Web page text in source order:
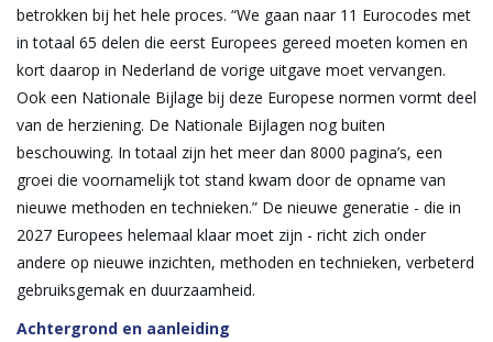
betrokken bij het hele proces. “We gaan naar 11 Eurocodes met
in totaal 65 delen die eerst Europees gereed moeten komen en
kort daarop in Nederland de vorige uitgave moet vervangen.
Ook een Nationale Bijlage bij deze Europese normen vormt deel
van de herziening. De Nationale Bijlagen nog buiten
beschouwing. In totaal zijn het meer dan 8000 pagina’s, een
groei die voornamelijk tot stand kwam door de opname van
nieuwe methoden en technieken.” De nieuwe generatie - die in
2027 Europees helemaal klaar moet zijn - richt zich onder
andere op nieuwe inzichten, methoden en technieken, verbeterd
gebruiksgemak en duurzaamheid.
Achtergrond en aanleiding